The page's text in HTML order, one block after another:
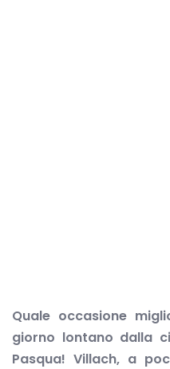
Quale occasione
giorno lontano dalla
Pasqua! Villach, a